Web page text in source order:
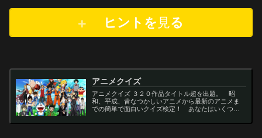
ヒントを 見る
アニメクイズ
アニメクイズ ３２０作品タイトル超を出題。 昭
和、平成、昔なつかしいアニメから最新のアニメま
での簡単で面白いクイズ検定！ あなたはいくつわ
ど一問一答から3択・4択問題までの小学生の簡単問